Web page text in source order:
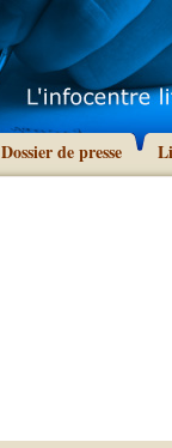
Dossier de presse